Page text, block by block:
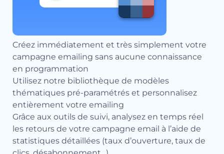
Créez immédiatement et très simplement votre
campagne emailing sans aucune connaissance
en programmation
Utilisez notre bibliothèque de modèles
thématiques pré-paramétrés et personnalisez
entièrement votre emailing
Grâce aux outils de suivi, analysez en temps réel
les retours de votre campagne email à l’aide de
statistiques détaillées (taux d’ouverture, taux de